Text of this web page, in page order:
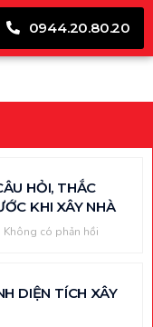
0944.20.80.20
HỎI, THẮC
KHI XÂY NHÀ
Không có phản hồi
DIỆN TÍCH XÂY